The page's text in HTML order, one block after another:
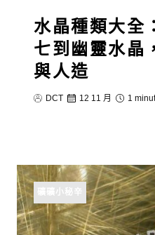
水晶種類大全
七到幽靈水晶
與人造
DCT 12 11 月 1
礦礦小秘辛